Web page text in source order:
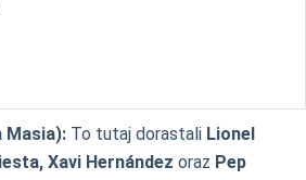
Masia): To tutaj dorastali Lionel
Xavi Hernández oraz Pep